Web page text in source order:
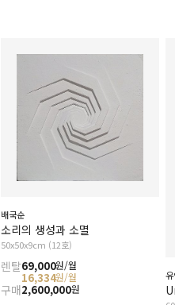
배국순
소리의 생성과 소멸
50x50x9cm (12호)
렌탈69,000원/월
16,334원/월
구매2,600,000원